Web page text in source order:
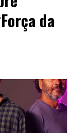
da